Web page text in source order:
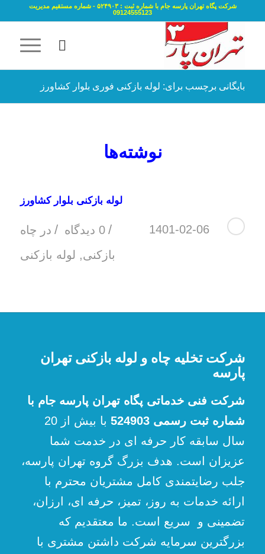
شرکت پگاه تهران پارسه جام با شماره ثبت : ۵۲۴۹۰۳ - شماره مستقیم مدیریت
09124555123
بایگانی برچسب برای: لوله بازکنی فوری بلوار کشاورز
نوشته‌ها
لوله بازکنی بلوار کشاورز
1401-02-06
/ 0 دیدگاه / در چاه
بازکنی, لوله بازکنی
شرکت تخلیه چاه و لوله بازکنی تهران
پارسه
شرکت فنی خدماتی پگاه تهران پارسه جام با
شماره ثبت رسمی 524903
با بیش از 20
سال سابقه کار حرفه ای در خدمت شما
عزیزان است. هدف بزرگ گروه تهران پارسه،
جلب رضایتمندی کامل مشتریان محترم با
ارائه خدمات به روز، تمیز، حرفه ای، ارزان،
تضمینی و سریع است. ما معتقدیم که
بزرگترین سرمایه شرکت داشتن مشتری با